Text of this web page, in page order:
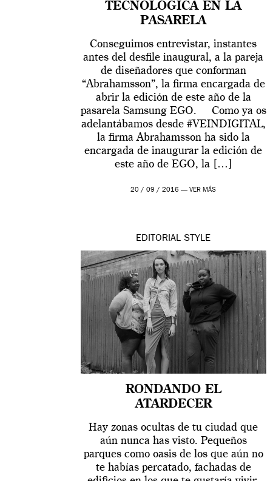
TECNOLÓGICA EN LA
PASARELA
Conseguimos entrevistar, instantes
antes del desfile inaugural, a la pareja
de diseñadores que conforman
“Abrahamsson”, la firma encargada de
abrir la edición de este año de la
pasarela Samsung EGO. Como ya os
adelantábamos desde #VEINDIGITAL,
la firma Abrahamsson ha sido la
encargada de inaugurar la edición de
este año de EGO, la […]
20 / 09 / 2016 —VER MÁS
EDITORIAL STYLE
RONDANDO EL
ATARDECER
Hay zonas ocultas de tu ciudad que
aún nunca has visto. Pequeños
parques como oasis de los que aún no
te habías percatado, fachadas de